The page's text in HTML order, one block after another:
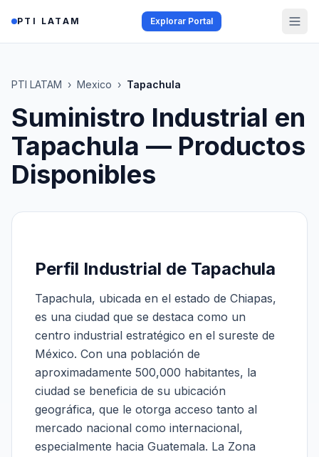
PTI LATAM Explorar Portal
PTI LATAM › Mexico › Tapachula
Suministro Industrial en
Tapachula — Productos
Disponibles
Perfil Industrial de Tapachula
Tapachula, ubicada en el estado de Chiapas,
es una ciudad que se destaca como un
centro industrial estratégico en el sureste de
México. Con una población de
aproximadamente 500,000 habitantes, la
ciudad se beneficia de su ubicación
geográfica, que le otorga acceso tanto al
mercado nacional como internacional,
especialmente hacia Guatemala. La Zona